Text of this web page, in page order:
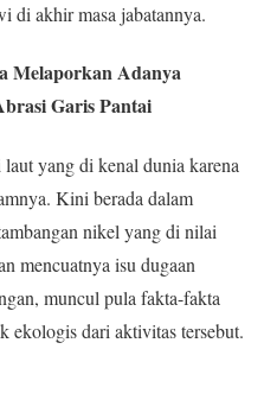
di akhir masa jabatannya.
Melaporkan Adanya
Garis Pantai
yang di kenal dunia karena
Kini berada dalam
nikel yang di nilai
mencuatnya isu dugaan
muncul pula fakta-fakta
ekologis dari aktivitas tersebut.